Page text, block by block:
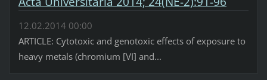
12.02.2014 00:00
ARTICLE: Cytotoxic and genotoxic effects of exposure to
heavy metals (chromium [VI] and...